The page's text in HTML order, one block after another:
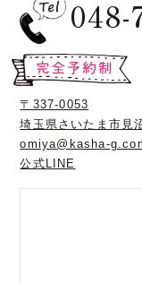
048-
〒337-0053
埼玉県さいたま市見
omiya@kasha-
公式LINE